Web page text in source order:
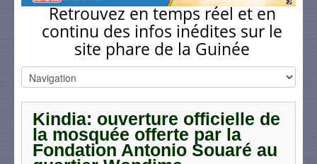
Retrouvez en temps réel et en
continu des infos inédites sur le
site phare de la Guinée
Kindia: ouverture officielle de
la mosquée offerte par la
Fondation Antonio Souaré au